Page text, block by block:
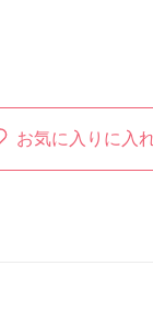
お気に入りに入